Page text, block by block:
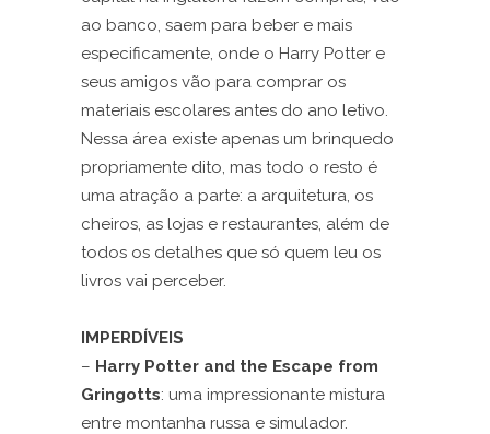
ao banco, saem para beber e mais
especificamente, onde o Harry Potter e
seus amigos vão para comprar os
materiais escolares antes do ano letivo.
Nessa área existe apenas um brinquedo
propriamente dito, mas todo o resto é
uma atração a parte: a arquitetura, os
cheiros, as lojas e restaurantes, além de
todos os detalhes que só quem leu os
livros vai perceber.
IMPERDÍVEIS
– Harry Potter and the Escape from
Gringotts: uma impressionante mistura
entre montanha russa e simulador.